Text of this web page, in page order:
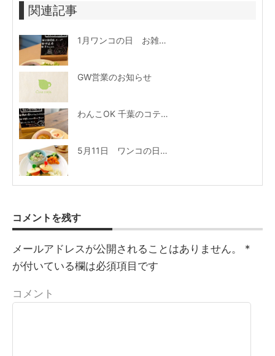
関連記事
1月ワンコの日 お雑煮風スープ
GW営業のお知らせ
わんこOK 千葉のコテカフェ 5月わんこの日 鶏肉と春キャベツのトマトリゾット
5月11日 ワンコの日メニュー
コメントを残す
メールアドレスが公開されることはありません。
*
が付いている欄は必須項目です
コメント